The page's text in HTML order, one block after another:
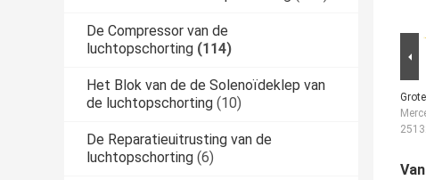
De Compressor van de
luchtopschorting (114)
Het Blok van de de Solenoïdeklep van
de luchtopschorting (10)
De Reparatieuitrusting van de
luchtopschorting (6)